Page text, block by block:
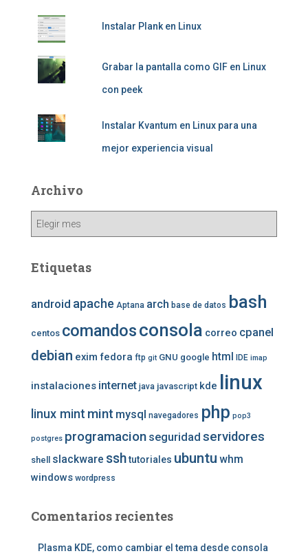
Instalar Plank en Linux
Grabar la pantalla como GIF en Linux
con peek
Instalar Kvantum en Linux para una
mejor experiencia visual
Archivo
Archivo
Etiquetas
android apache Aptana arch base de datos bash
centos comandosconsola correo cpanel
debian exim fedora ftp git GNU google html IDE imap
instalaciones internet java javascript kde linux
linux mint mint mysql navegadores php pop3
postgres programacion seguridad servidores
shell slackware sshtutoriales ubuntu whm
windows wordpress
Comentarios recientes
Plasma KDE, como cambiar el tema desde consola